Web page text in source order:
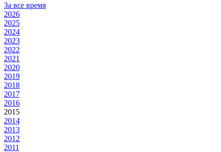
За все время
2026
2025
2024
2023
2022
2021
2020
2019
2018
2017
2016
2015
2014
2013
2012
2011